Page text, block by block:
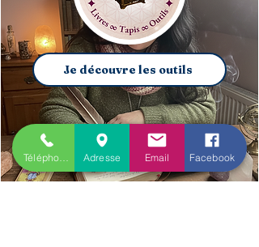
Je découvre les outils
Adresse Email Facebook